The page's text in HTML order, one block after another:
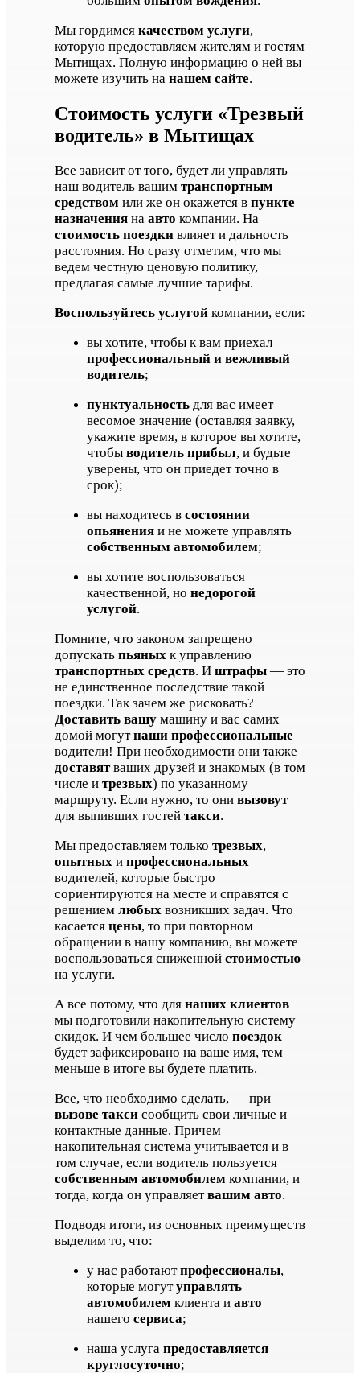
Мы гордимся качеством услуги,
которую предоставляем жителям и гостям
Мытищах. Полную информацию о ней вы
можете изучить на нашем сайте.
Стоимость услуги «Трезвый
водитель» в Мытищах
Все зависит от того, будет ли управлять
наш водитель вашим транспортным
средством или же он окажется в пункте
назначенияна авто компании. На
стоимость поездкивлияет и дальность
расстояния. Но сразу отметим, что мы
ведем честную ценовую политику,
предлагая самые лучшие тарифы.
Воспользуйтесь услугойкомпании, если:
вы хотите, чтобы к вам приехал
профессиональный и вежливый
водитель;
пунктуальностьдля вас имеет
весомое значение (оставляя заявку,
укажите время, в которое вы хотите,
чтобы водитель прибыл, и будьте
уверены, что он приедет точно в
срок);
вы находитесь в состоянии
опьяненияи не можете управлять
собственным автомобилем;
вы хотите воспользоваться
качественной, но недорогой
услугой.
Помните, что законом запрещено
допускать пьяных к управлению
транспортных средств. И штрафы— это
не единственное последствие такой
поездки. Так зачем же рисковать?
Доставить вашумашину и вас самих
домой могутнаши профессиональные
водители! При необходимости они также
доставятваших друзей и знакомых (в том
числе и трезвых) по указанному
маршруту. Если нужно, то они вызовут
для выпивших гостей такси.
Мы предоставляем только трезвых,
опытных и профессиональных
водителей, которые быстро
сориентируются на месте и справятся с
решением любых возникших задач. Что
касается цены, то при повторном
обращении в нашу компанию, вы можете
воспользоваться сниженной стоимостью
на услуги.
А все потому, что для наших клиентов
мы подготовили накопительную систему
скидок. И чем большее число поездок
будет зафиксировано на ваше имя, тем
меньше в итоге вы будете платить.
Все, что необходимо сделать, — при
вызове таксисообщить свои личные и
контактные данные. Причем
накопительная система учитывается и в
том случае, если водитель пользуется
собственным автомобилем компании, и
тогда, когда он управляетвашим авто.
Подводя итоги, из основных преимуществ
выделим то, что:
у нас работаютпрофессионалы,
которые могутуправлять
автомобилем клиента и авто
нашего сервиса;
наша услуга предоставляется
круглосуточно;